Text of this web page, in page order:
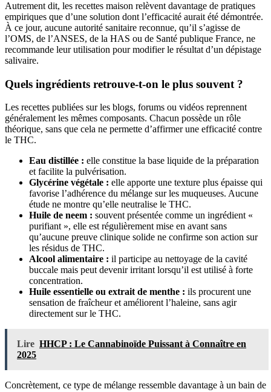
Autrement dit, les recettes maison relèvent davantage de pratiques
empiriques que d’une solution dont l’efficacité aurait été démontrée.
À ce jour, aucune autorité sanitaire reconnue, qu’il s’agisse de
l’OMS, de l’ANSES, de la HAS ou de Santé publique France, ne
recommande leur utilisation pour modifier le résultat d’un dépistage
salivaire.
Quels ingrédients retrouve-t-on le plus souvent ?
Les recettes publiées sur les blogs, forums ou vidéos reprennent
généralement les mêmes composants. Chacun possède un rôle
théorique, sans que cela ne permette d’affirmer une efficacité contre
le THC.
Eau distillée : elle constitue la base liquide de la préparation
et facilite la pulvérisation.
Glycérine végétale : elle apporte une texture plus épaisse qui
favorise l’adhérence du mélange sur les muqueuses. Aucune
étude ne montre qu’elle neutralise le THC.
Huile de neem : souvent présentée comme un ingrédient «
purifiant », elle est régulièrement mise en avant sans
qu’aucune preuve clinique solide ne confirme son action sur
les résidus de THC.
Alcool alimentaire : il participe au nettoyage de la cavité
buccale mais peut devenir irritant lorsqu’il est utilisé à forte
concentration.
Huile essentielle ou extrait de menthe : ils procurent une
sensation de fraîcheur et améliorent l’haleine, sans agir
directement sur le THC.
Lire HHCP : Le Cannabinoïde Puissant à Connaître en
2025
Concrètement, ce type de mélange ressemble davantage à un bain de